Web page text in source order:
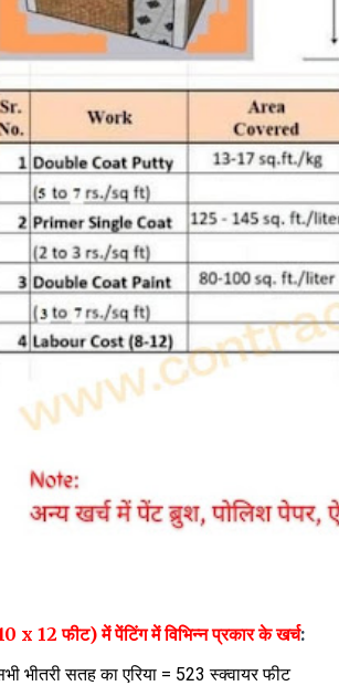
x 12 फीट) में पेंटिंग में विभिन्न प्रकार के खर्च:
भीतरी सतह का एरिया = 523 स्क्वायर फीट